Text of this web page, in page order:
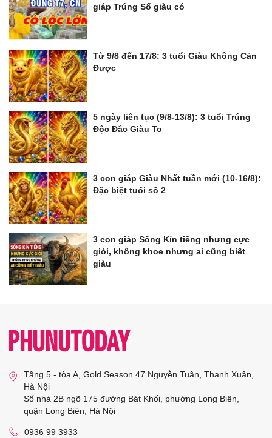
giáp Trúng Số giàu có
Từ 9/8 đến 17/8: 3 tuổi Giàu Không Cản
Được
5 ngày liên tục (9/8-13/8): 3 tuổi Trúng
Độc Đắc Giàu To
3 con giáp Giàu Nhất tuần mới (10-16/8):
Đặc biệt tuổi số 2
3 con giáp Sống Kín tiếng nhưng cực
giỏi, không khoe nhưng ai cũng biết
giàu
Tầng 5 - tòa A, Gold Season 47 Nguyễn Tuân, Thanh Xuân,
Hà Nội
Số nhà 2B ngõ 175 đường Bát Khối, phường Long Biên,
quận Long Biên, Hà Nội
0936 99 3933